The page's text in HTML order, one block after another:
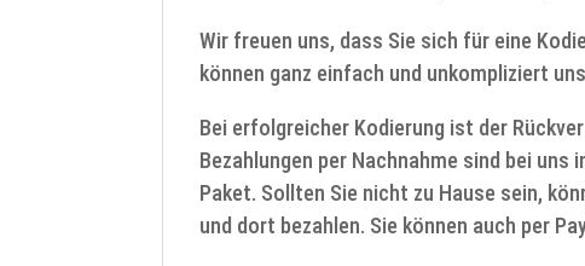
Wir freuen uns, dass Sie sich für eine
können ganz einfach und unkompliziert
Bei erfolgreicher Kodierung ist der
Bezahlungen per Nachnahme sind bei uns
Paket. Sollten Sie nicht zu Hause sein,
und dort bezahlen. Sie können auch per